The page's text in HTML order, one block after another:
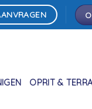
OPRIT &